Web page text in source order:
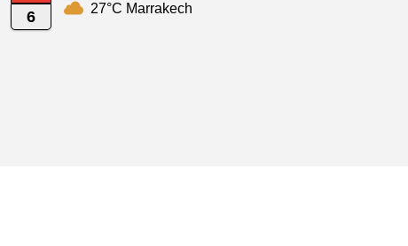
6 27°C Marrakech